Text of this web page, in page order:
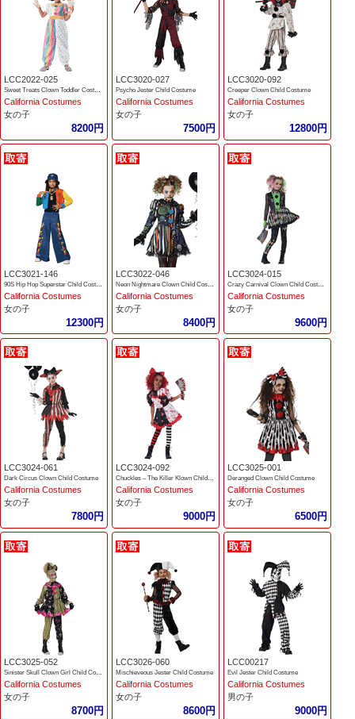
LCC2022-025
Sweet Treats Clown Toddler Costume
California Costumes
女の子
8200円
LCC3020-027
Psycho Jester Child Costume
California Costumes
女の子
7500円
LCC3020-092
Creeper Clown Child Costume
California Costumes
女の子
12800円
LCC3021-146
California Costumes
女の子
12300円
LCC3022-046
California Costumes
女の子
8400円
LCC3024-015
California Costumes
女の子
9600円
LCC3024-061
Dark Circus Clown Child Costume
California Costumes
女の子
7800円
LCC3024-092
Chuckles – The Killer Klown Child Costume
California Costumes
女の子
9000円
LCC3025-001
Deranged Clown Child Costume
California Costumes
女の子
6500円
LCC3025-052
California Costumes
女の子
8700円
LCC3026-060
Mischieveous Jester Child Costume
California Costumes
女の子
8600円
LCC00217
Evil Jester Child Costume
California Costumes
男の子
9000円